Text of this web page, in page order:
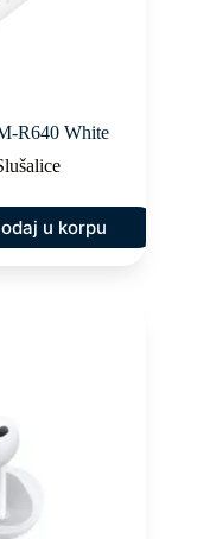
R640 White
u korpu